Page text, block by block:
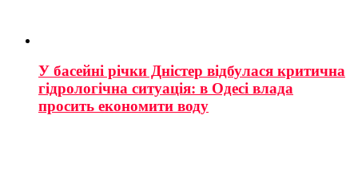
У басейні річки Дністер відбулася критична
гідрологічна ситуація: в Одесі влада
просить економити воду